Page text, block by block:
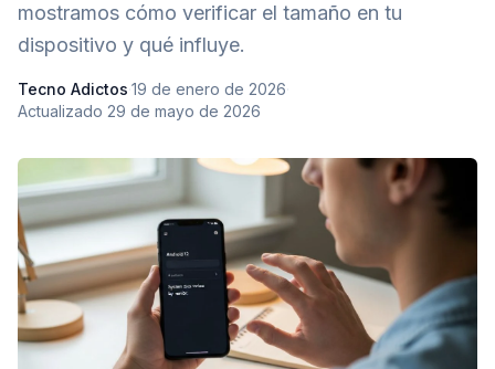
mostramos cómo verificar el tamaño en tu
dispositivo y qué influye.
Tecno Adictos·19 de enero de 2026·
Actualizado 29 de mayo de 2026